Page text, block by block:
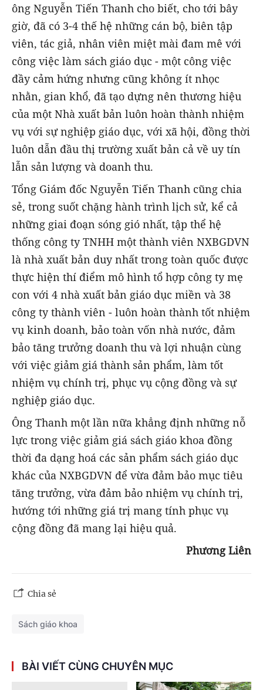
ông Nguyễn Tiến Thanh cho biết, cho tới bây
giờ, đã có 3-4 thế hệ những cán bộ, biên tập
viên, tác giả, nhân viên miệt mài đam mê với
công việc làm sách giáo dục - một công việc
đầy cảm hứng nhưng cũng không ít nhọc
nhằn, gian khổ, đã tạo dựng nên thương hiệu
của một Nhà xuất bản luôn hoàn thành nhiệm
vụ với sự nghiệp giáo dục, với xã hội, đồng thời
luôn dẫn đầu thị trường xuất bản cả về uy tín
lẫn sản lượng và doanh thu.
Tổng Giám đốc Nguyễn Tiến Thanh cũng chia
sẻ, trong suốt chặng hành trình lịch sử, kể cả
những giai đoạn sóng gió nhất, tập thể hệ
thống công ty TNHH một thành viên NXBGDVN
là nhà xuất bản duy nhất trong toàn quốc được
thực hiện thí điểm mô hình tổ hợp công ty mẹ
con với 4 nhà xuất bản giáo dục miền và 38
công ty thành viên - luôn hoàn thành tốt nhiệm
vụ kinh doanh, bảo toàn vốn nhà nước, đảm
bảo tăng trưởng doanh thu và lợi nhuận cùng
với việc giảm giá thành sản phẩm, làm tốt
nhiệm vụ chính trị, phục vụ cộng đồng và sự
nghiệp giáo dục.
Ông Thanh một lần nữa khẳng định những nỗ
lực trong việc giảm giá sách giáo khoa đồng
thời đa dạng hoá các sản phẩm sách giáo dục
khác của NXBGDVN để vừa đảm bảo mục tiêu
tăng trưởng, vừa đảm bảo nhiệm vụ chính trị,
hướng tới những giá trị mang tính phục vụ
cộng đồng đã mang lại hiệu quả.
Phương Liên
Chia sẻ
Sách giáo khoa
BÀI VIẾT CÙNG CHUYÊN MỤC